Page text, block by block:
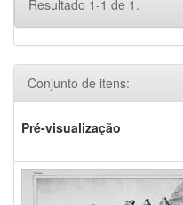
Resultado 1-1 de 1.
Conjunto de itens:
Pré-visualização